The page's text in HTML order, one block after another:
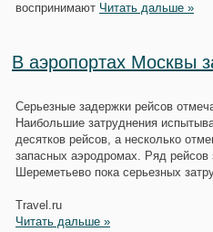
воспринимают Читать дальше »
В аэропортах Москвы
Серьезные задержки рейсов
Наибольшие затруднения
десятков рейсов, а несколько
запасных аэродромах. Ряд рейсов
Шереметьево пока серьезных
Travel.ru
Читать дальше »